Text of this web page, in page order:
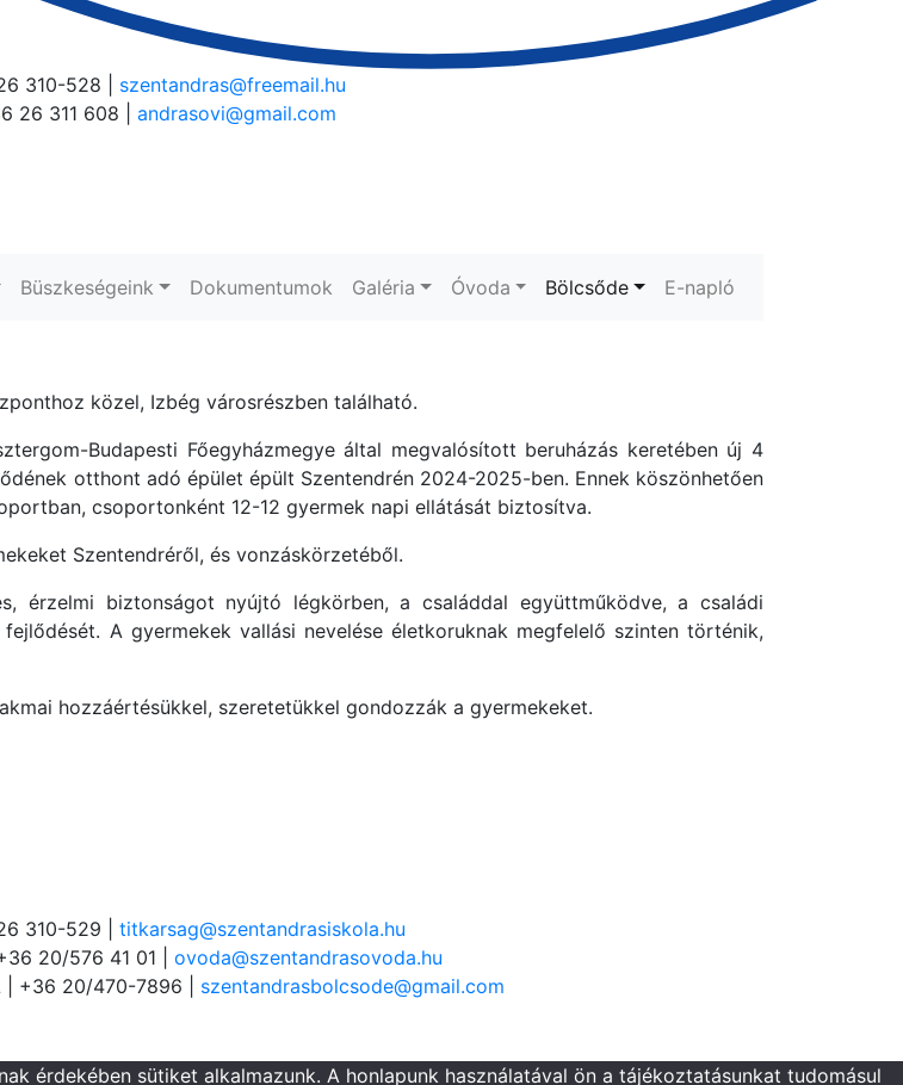
310-528 | szentandras@freemail.hu
26 311 608 | andrasovi@gmail.com
Büszkeségeink Dokumentumok Galéria Óvoda Bölcsőde E-napló
közel, Izbég városrészben található.
Budapesti Főegyházmegye által megvalósított beruházás keretében új 4
otthont adó épület épült Szentendrén 2024-2025-ben. Ennek köszönhetően
csoportonként 12-12 gyermek napi ellátását biztosítva.
Szentendréről, és vonzáskörzetéből.
érzelmi biztonságot nyújtó légkörben, a családdal együttműködve, a családi
A gyermekek vallási nevelése életkoruknak megfelelő szinten történik,
hozzáértésükkel, szeretetükkel gondozzák a gyermekeket.
310-529 | titkarsag@szentandrasiskola.hu
20/576 41 01 | ovoda@szentandrasovoda.hu
| +36 20/470-7896 | szentandrasbolcsode@gmail.com
érdekében sütiket alkalmazunk. A honlapunk használatával ön a tájékoztatásunkat tudomásul